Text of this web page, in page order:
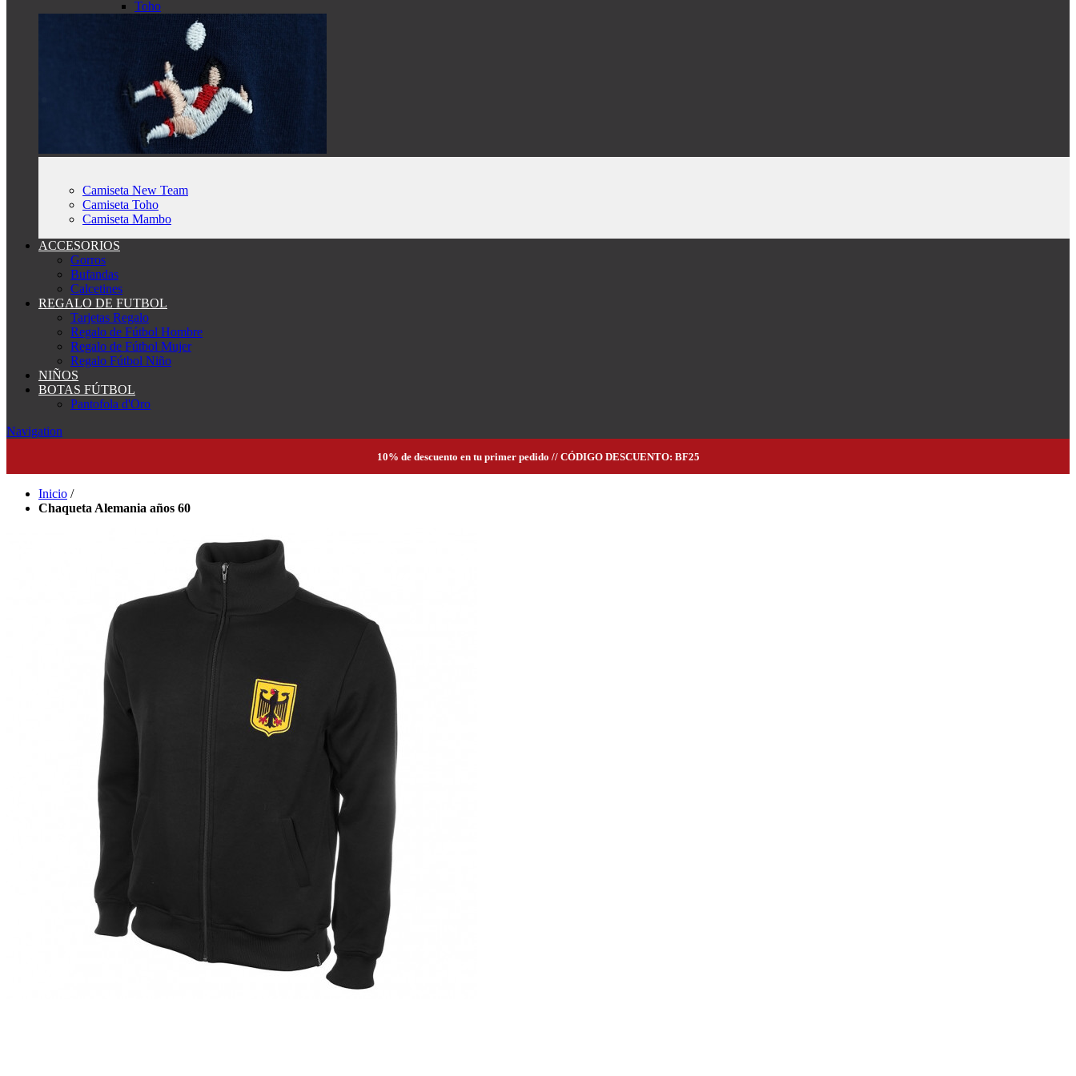
Toho
Camiseta New Team
Camiseta Toho
Camiseta Mambo
ACCESORIOS
Gorros
Bufandas
Calcetines
REGALO DE FUTBOL
Tarjetas Regalo
Regalo de Fútbol Hombre
Regalo de Fútbol Mujer
Regalo Fútbol Niño
NIÑOS
BOTAS FÚTBOL
Pantofola d'Oro
Navigation
10% de descuento en tu primer pedido // CÓDIGO DESCUENTO: BF25
Inicio /
Chaqueta Alemania años 60